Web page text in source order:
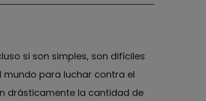
si son simples, son difíciles
mundo para luchar contra el
drásticamente la cantidad de